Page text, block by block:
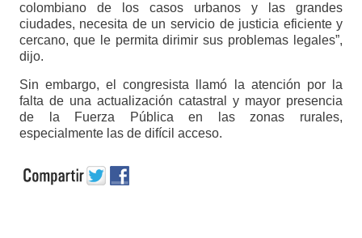
colombiano de los casos urbanos y las grandes
ciudades, necesita de un servicio de justicia eficiente y
cercano, que le permita dirimir sus problemas legales”,
dijo.
Sin embargo, el congresista llamó la atención por la
falta de una actualización catastral y mayor presencia
de la Fuerza Pública en las zonas rurales,
especialmente las de difícil acceso.